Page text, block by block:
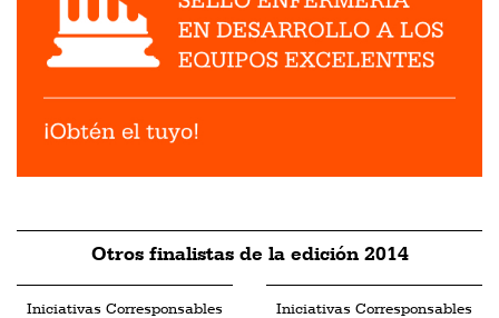
Otros finalistas de la edición 2014
Iniciativas Corresponsables Iniciativas Corresponsables